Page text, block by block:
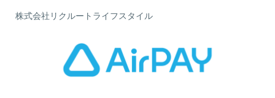
サステナビリティ
IR(投資家情報)
株式会社リクルートライフスタイル